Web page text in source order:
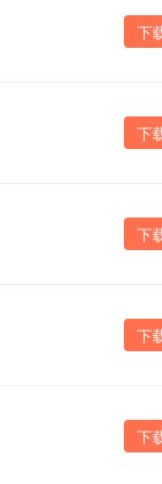
下
下
下
下
下